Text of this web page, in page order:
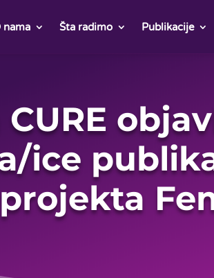
nama Šta radimo Publikacije
CURE
ice